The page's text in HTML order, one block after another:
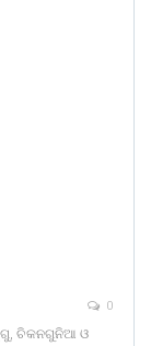
0
ଚିକନଗୁନିଆ ଓ